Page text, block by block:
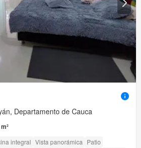
Departamento de Cauca
integral Vista panorámica Patio